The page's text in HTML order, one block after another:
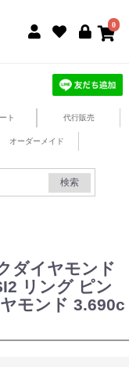
0
ト 代行販売
オーダーメイド
検索
ダイヤモンド
リング ピン
モンド 3.690c